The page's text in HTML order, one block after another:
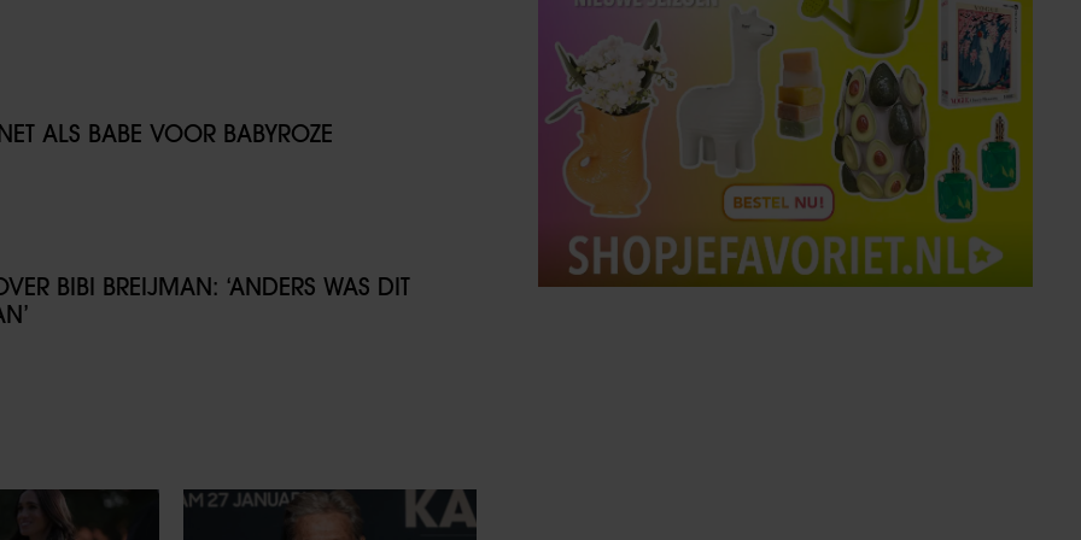
ALS BABE VOOR BABYROZE
BIBI BREIJMAN: ‘ANDERS WAS DIT